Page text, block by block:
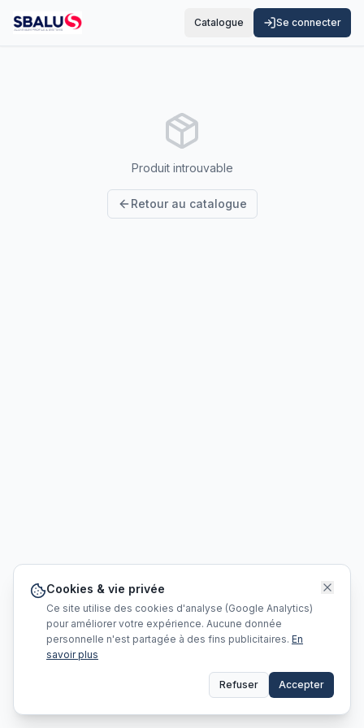
Catalogue Se connecter
Produit introuvable
Retour au catalogue
Cookies & vie privée
Ce site utilise des cookies d'analyse (Google Analytics)
pour améliorer votre expérience. Aucune donnée
personnelle n'est partagée à des fins publicitaires. En
savoir plus
Refuser Accepter